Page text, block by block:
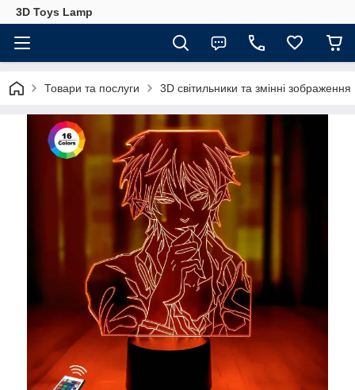
3D Toys Lamp
Товари та послуги 3D світильники та змінні зображення